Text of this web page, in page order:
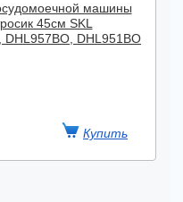
машины
45см SKL
DHL951BO